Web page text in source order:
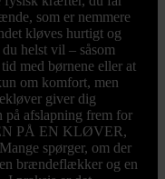
som er nemmere
kløves hurtigt og
helst vil – såsom
med børnene eller at
om komfort, men
giver dig
på afslapning frem for
PÅ EN KLØVER,
spørger, om der
brændeflækker og en